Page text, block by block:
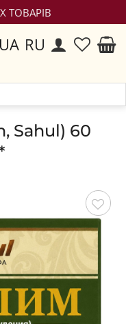
ТОВАРІВ
UA RU
Sahul) 60
Зберегти